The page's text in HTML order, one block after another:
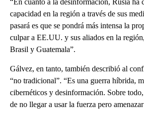
“En cuanto a la desinformación, Rusia ha
capacidad en la región a través de sus
pasará es que se pondrá más intensa la
culpar a EE.UU. y sus aliados en la
Brasil y Guatemala”.
Gálvez, en tanto, también describió al
“no tradicional”. “Es una guerra híbrida,
cibernéticos y desinformación. Sobre todo,
de no llegar a usar la fuerza pero